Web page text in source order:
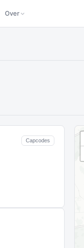
Over
Capcodes